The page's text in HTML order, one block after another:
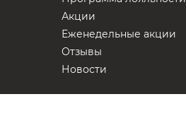
Акции
Еженедельные акции
Отзывы
Новости